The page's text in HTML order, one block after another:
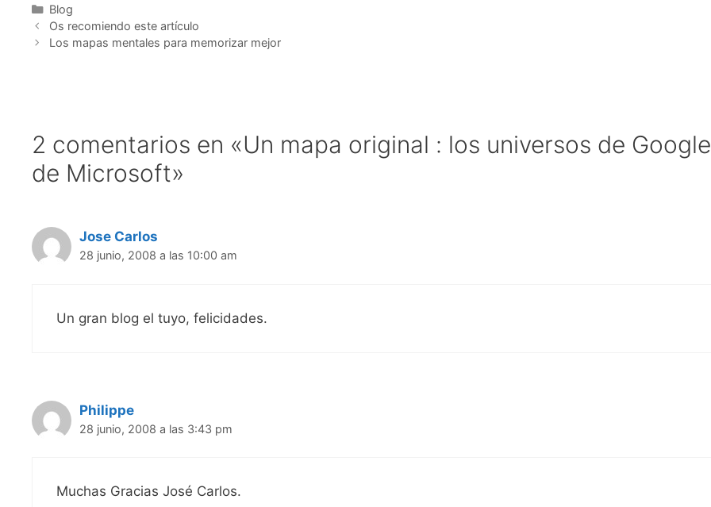
Categorías
Blog
Os recomiendo este artículo
Los mapas mentales para memorizar mejor
2 comentarios en «Un mapa original : los universos de
de Microsoft»
Jose Carlos
28 junio, 2008 a las 10:00 am
Un gran blog el tuyo, felicidades.
Philippe
28 junio, 2008 a las 3:43 pm
Muchas Gracias José Carlos.